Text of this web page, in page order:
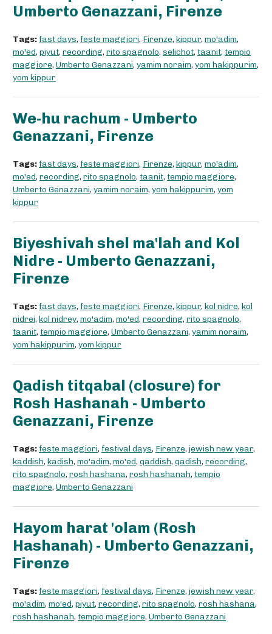
Umberto Genazzani, Firenze
Tags: fast days, feste maggiori, Firenze, kippur, mo'adim,
mo'ed, piyut, recording, rito spagnolo, selichot, taanit, tempio
maggiore, Umberto Genazzani, yamim noraim, yom hakippurim,
yom kippur
We-hu rachum - Umberto
Genazzani, Firenze
Tags: fast days, feste maggiori, Firenze, kippur, mo'adim,
mo'ed, recording, rito spagnolo, taanit, tempio maggiore,
Umberto Genazzani, yamim noraim, yom hakippurim, yom
kippur
Biyeshivah shel ma'lah and Kol
Nidre - Umberto Genazzani,
Firenze
Tags: fast days, feste maggiori, Firenze, kippur, kol nidre, kol
nidrei, kol nidrey, mo'adim, mo'ed, recording, rito spagnolo,
taanit, tempio maggiore, Umberto Genazzani, yamim noraim,
yom hakippurim, yom kippur
Qadish titqabal (closure) for
Rosh Hashanah - Umberto
Genazzani, Firenze
Tags: feste maggiori, festival days, Firenze, jewish new year,
kaddish, kadish, mo'adim, mo'ed, qaddish, qadish, recording,
rito spagnolo, rosh hashana, rosh hashanah, tempio
maggiore, Umberto Genazzani
Hayom harat 'olam (Rosh
Hashanah) - Umberto Genazzani,
Firenze
Tags: feste maggiori, festival days, Firenze, jewish new year,
mo'adim, mo'ed, piyut, recording, rito spagnolo, rosh hashana,
rosh hashanah, tempio maggiore, Umberto Genazzani